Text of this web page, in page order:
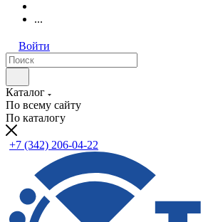
...
Войти
Каталог
По всему сайту
По каталогу
+7 (342) 206-04-22